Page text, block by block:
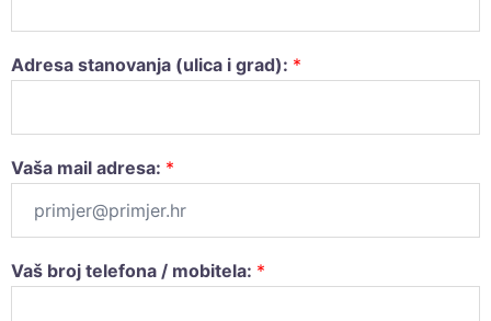
Adresa stanovanja (ulica i grad): *
Vaša mail adresa: *
Vaš broj telefona / mobitela: *